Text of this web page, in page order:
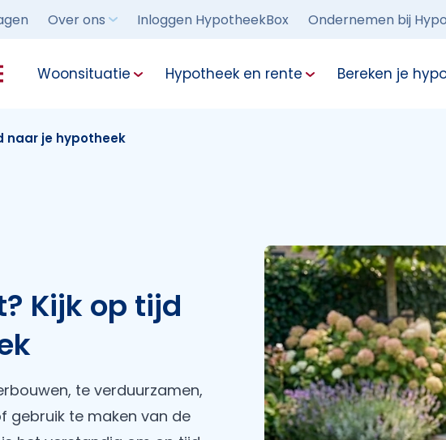
Over ons Inloggen HypotheekBox Ondernemen bij
Woonsituatie Hypotheek en rente Bereken je
naar je hypotheek
Kijk op tijd
te verduurzamen,
gebruik te maken van de